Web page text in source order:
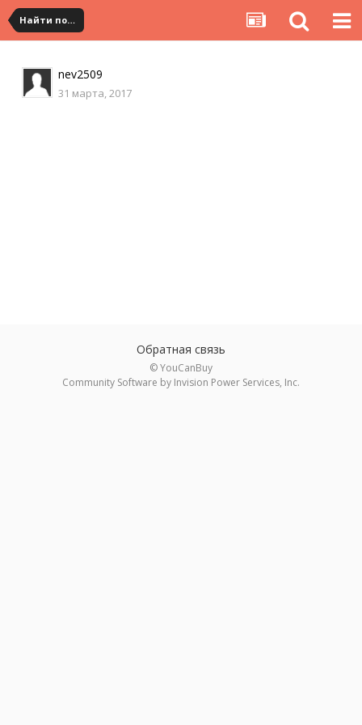
Найти посылку
nev2509
31 марта, 2017
Обратная связь
© YouCanBuy
Community Software by Invision Power Services, Inc.